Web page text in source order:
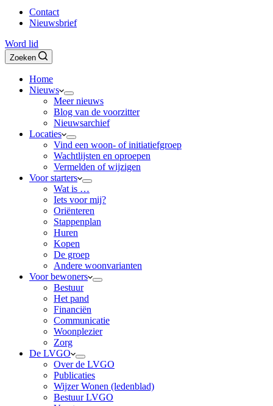
Contact
Nieuwsbrief
Word lid
Zoeken
Home
Nieuws
Meer nieuws
Blog van de voorzitter
Nieuwsarchief
Locaties
Vind een woon- of initiatiefgroep
Wachtlijsten en oproepen
Vermelden of wijzigen
Voor starters
Wat is …
Iets voor mij?
Oriënteren
Stappenplan
Huren
Kopen
De groep
Andere woonvarianten
Voor bewoners
Bestuur
Het pand
Financiën
Communicatie
Woonplezier
Zorg
De LVGO
Over de LVGO
Publicaties
Wijzer Wonen (ledenblad)
Bestuur LVGO